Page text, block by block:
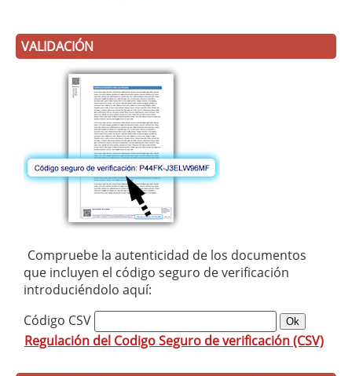
VALIDACIÓN
Compruebe la autenticidad de los documentos
que incluyen el código seguro de verificación
introduciéndolo aquí:
Código CSV
Regulación del Codigo Seguro de verificación (CSV)